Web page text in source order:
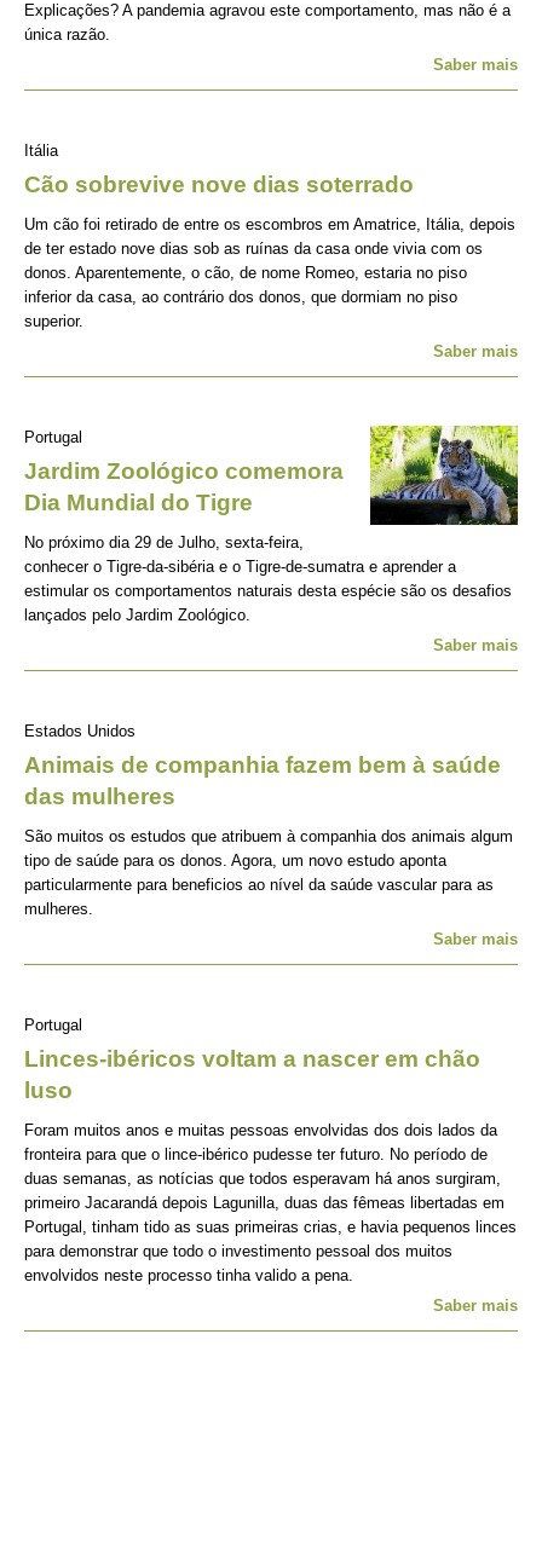
Explicações? A pandemia agravou este comportamento, mas não é a
única razão.
Saber mais
Itália
Cão sobrevive nove dias soterrado
Um cão foi retirado de entre os escombros em Amatrice, Itália, depois
de ter estado nove dias sob as ruínas da casa onde vivia com os
donos. Aparentemente, o cão, de nome Romeo, estaria no piso
inferior da casa, ao contrário dos donos, que dormiam no piso
superior.
Saber mais
Portugal
Jardim Zoológico comemora
Dia Mundial do Tigre
No próximo dia 29 de Julho, sexta-feira,
conhecer o Tigre-da-sibéria e o Tigre-de-sumatra e aprender a
estimular os comportamentos naturais desta espécie são os desafios
lançados pelo Jardim Zoológico.
Saber mais
Estados Unidos
Animais de companhia fazem bem à saúde
das mulheres
São muitos os estudos que atribuem à companhia dos animais algum
tipo de saúde para os donos. Agora, um novo estudo aponta
particularmente para beneficios ao nível da saúde vascular para as
mulheres.
Saber mais
Portugal
Linces-ibéricos voltam a nascer em chão
luso
Foram muitos anos e muitas pessoas envolvidas dos dois lados da
fronteira para que o lince-ibérico pudesse ter futuro. No período de
duas semanas, as notícias que todos esperavam há anos surgiram,
primeiro Jacarandá depois Lagunilla, duas das fêmeas libertadas em
Portugal, tinham tido as suas primeiras crias, e havia pequenos linces
para demonstrar que todo o investimento pessoal dos muitos
envolvidos neste processo tinha valido a pena.
Saber mais